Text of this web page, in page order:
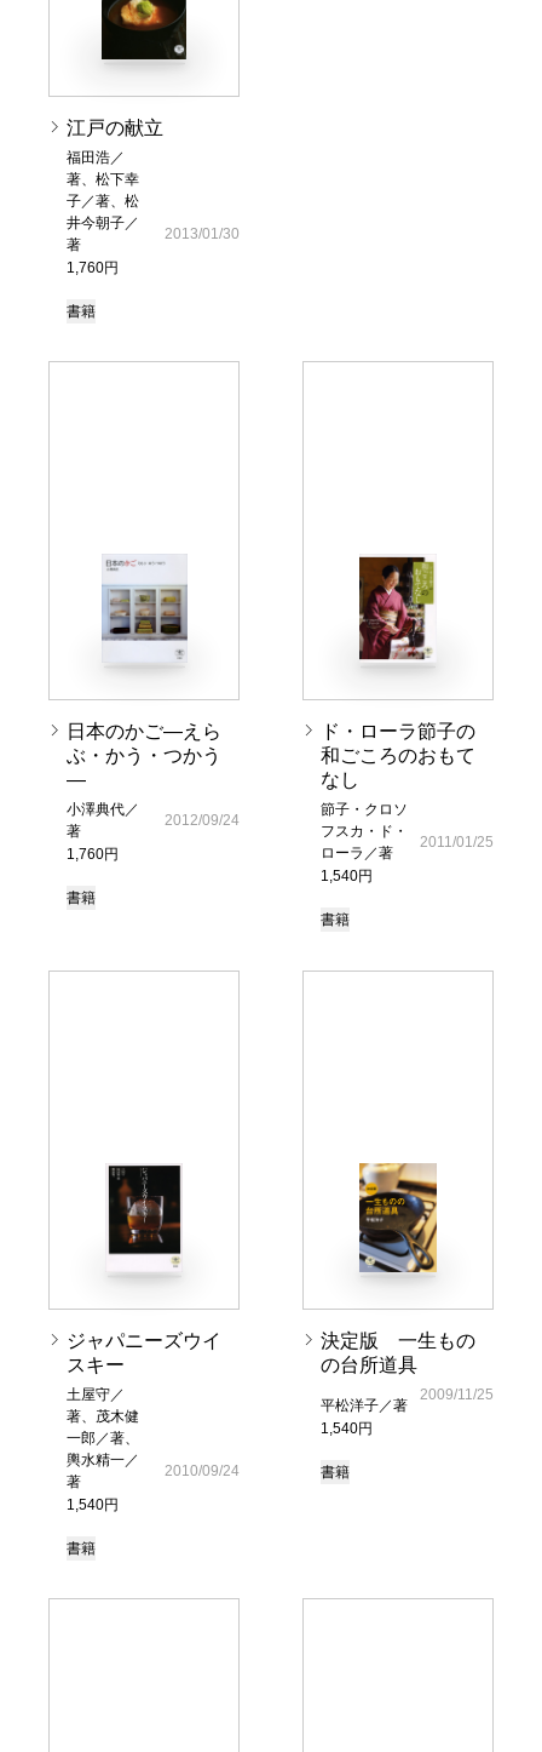
江戸の献立
福田浩／
著、松下幸
子／著、松
井今朝子／
著
1,760円
2013/01/30
書籍
日本のかご―えら
ぶ・かう・つかう
―
小澤典代／
著
1,760円
2012/09/24
書籍
ド・ローラ節子の
和ごころのおもて
なし
節子・クロソ
フスカ・ド・
ローラ／著
1,540円
2011/01/25
書籍
ジャパニーズウイ
スキー
土屋守／
著、茂木健
一郎／著、
輿水精一／
著
1,540円
2010/09/24
書籍
決定版 一生もの
の台所道具
平松洋子／著
1,540円
2009/11/25
書籍